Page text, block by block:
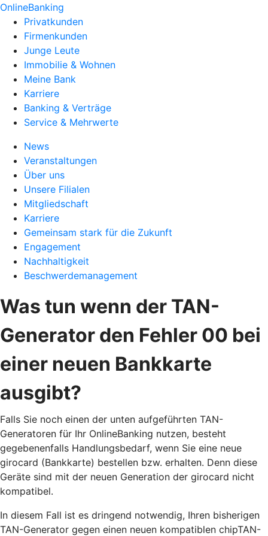
OnlineBanking
Privatkunden
Firmenkunden
Junge Leute
Immobilie & Wohnen
Meine Bank
Karriere
Banking & Verträge
Service & Mehrwerte
News
Veranstaltungen
Über uns
Unsere Filialen
Mitgliedschaft
Karriere
Gemeinsam stark für die Zukunft
Engagement
Nachhaltigkeit
Beschwerdemanagement
Was tun wenn der TAN-
Generator den Fehler 00 bei
einer neuen Bankkarte
ausgibt?
Falls Sie noch einen der unten aufgeführten TAN-
Generatoren für Ihr OnlineBanking nutzen, besteht
gegebenenfalls Handlungsbedarf, wenn Sie eine neue
girocard (Bankkarte) bestellen bzw. erhalten. Denn diese
Geräte sind mit der neuen Generation der girocard nicht
kompatibel.
In diesem Fall ist es dringend notwendig, Ihren bisherigen
TAN-Generator gegen einen neuen kompatiblen chipTAN-